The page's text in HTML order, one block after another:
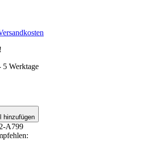
Werktage
hinzufügen
A799